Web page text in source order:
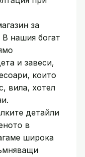
за
В нашия богат
и завеси,
които
вила, хотел
детайли
в
широка